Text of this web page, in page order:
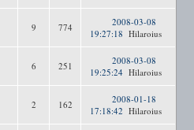
9 774
2008-03-08
19:27:18 Hilaroius
6 251
2008-03-08
19:25:24 Hilaroius
2 162
2008-01-18
17:18:42 Hilaroius